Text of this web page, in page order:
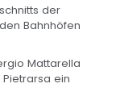
der
Bahnhöfen
Mattarella
ein